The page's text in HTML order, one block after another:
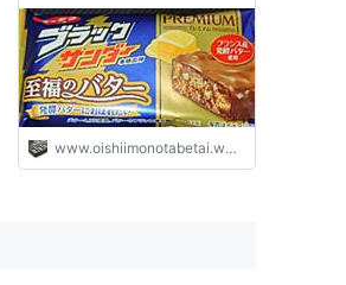
が強いユーラクのチョコ菓子
- コンビニのチョコとアイス
新商品の美味しい物を食べた
いんじゃ！【コンオイジャ】
www.oishiimonotabetai.work